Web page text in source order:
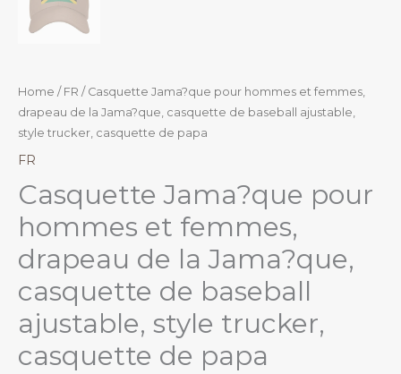
Home / FR / Casquette Jama?que pour hommes et femmes,
drapeau de la Jama?que, casquette de baseball ajustable,
style trucker, casquette de papa
FR
Casquette Jama?que pour
hommes et femmes,
drapeau de la Jama?que,
casquette de baseball
ajustable, style trucker,
casquette de papa